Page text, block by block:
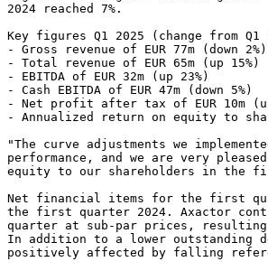
2024 reached 7%.
Key figures Q1 2025 (change from
- Gross revenue of EUR 77m (down 2%)
- Total revenue of EUR 65m (up 15%)
- EBITDA of EUR 32m (up 23%)
- Cash EBITDA of EUR 47m (down 5%)
- Net profit after tax of EUR 10m (up
- Annualized return on equity to
"The curve adjustments we
performance, and we are very
equity to our shareholders in the
Net financial items for the first
the first quarter 2024. Axactor
quarter at sub-par prices,
In addition to a lower outstanding
positively affected by falling